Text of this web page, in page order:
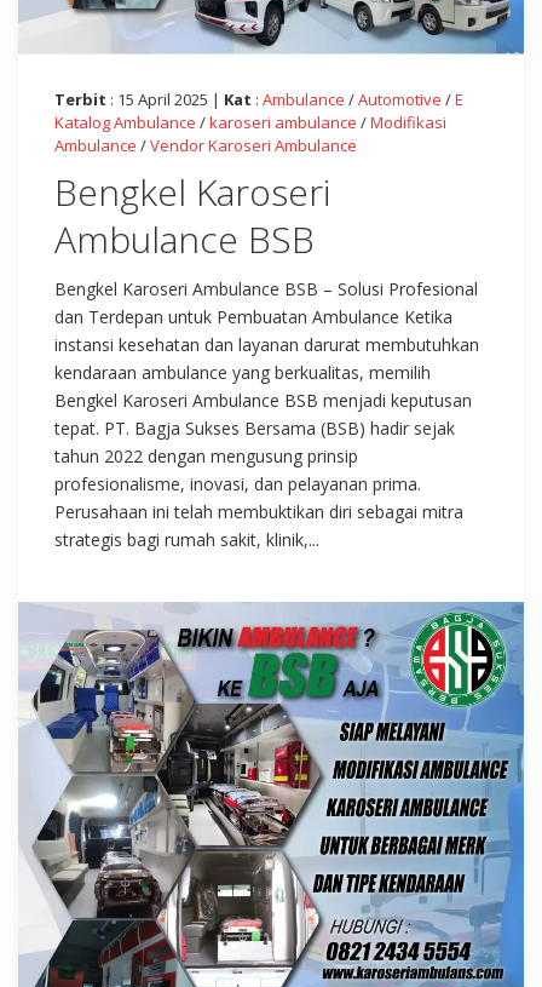
Terbit : 15 April 2025 | Kat : Ambulance /Automotive /E
Katalog Ambulance /karoseri ambulance /Modifikasi
Ambulance /Vendor Karoseri Ambulance
Bengkel Karoseri
Ambulance BSB
Bengkel Karoseri Ambulance BSB – Solusi Profesional
dan Terdepan untuk Pembuatan Ambulance Ketika
instansi kesehatan dan layanan darurat membutuhkan
kendaraan ambulance yang berkualitas, memilih
Bengkel Karoseri Ambulance BSB menjadi keputusan
tepat. PT. Bagja Sukses Bersama (BSB) hadir sejak
tahun 2022 dengan mengusung prinsip
profesionalisme, inovasi, dan pelayanan prima.
Perusahaan ini telah membuktikan diri sebagai mitra
strategis bagi rumah sakit, klinik,...